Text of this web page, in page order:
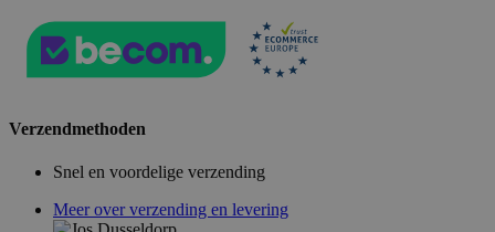
Verzendmethoden
Snel en voordelige verzending
Meer over verzending en levering